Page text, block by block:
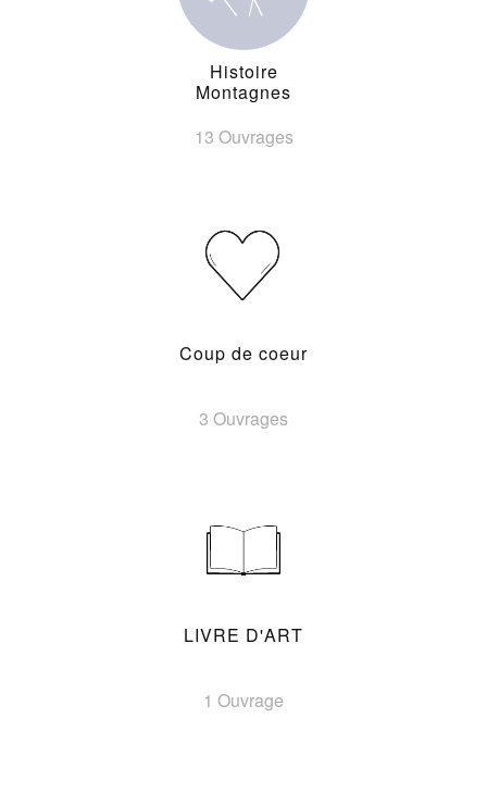
Histoire
Montagnes
13 Ouvrages
Coup de coeur
3 Ouvrages
LIVRE D'ART
1 Ouvrage